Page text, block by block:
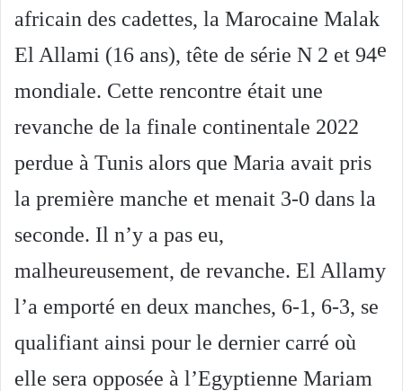
africain des cadettes, la Marocaine Malak
El Allami (16 ans), tête de série N 2 et 94e
mondiale. Cette rencontre était une
revanche de la finale continentale 2022
perdue à Tunis alors que Maria avait pris
la première manche et menait 3-0 dans la
seconde. Il n’y a pas eu,
malheureusement, de revanche. El Allamy
l’a emporté en deux manches, 6-1, 6-3, se
qualifiant ainsi pour le dernier carré où
elle sera opposée à l’Egyptienne Mariam